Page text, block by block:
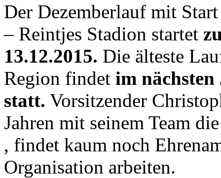
Der Dezemberlauf mit
– Reintjes Stadion startet
13.12.2015. Die älteste
Region findet im
statt. Vorsitzender
Jahren mit seinem Team
, findet kaum noch
Organisation arbeiten.